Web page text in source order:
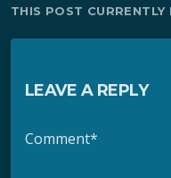
THIS POST
LEAVE A REPLY
Comment*